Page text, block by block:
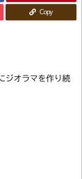
Copy
ジオラマを作り続